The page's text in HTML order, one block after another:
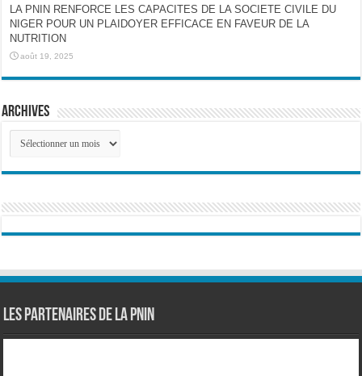
LA PNIN RENFORCE LES CAPACITES DE LA SOCIETE CIVILE DU
NIGER POUR UN PLAIDOYER EFFICACE EN FAVEUR DE LA
NUTRITION
août 19, 2025
Archives
Archives
Les partenaires de la PNIN